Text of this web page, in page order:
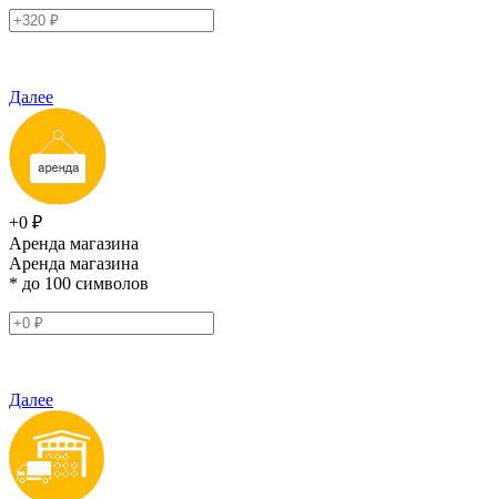
Далее
+0 ₽
Аренда магазина
Аренда магазина
* до 100 символов
Далее